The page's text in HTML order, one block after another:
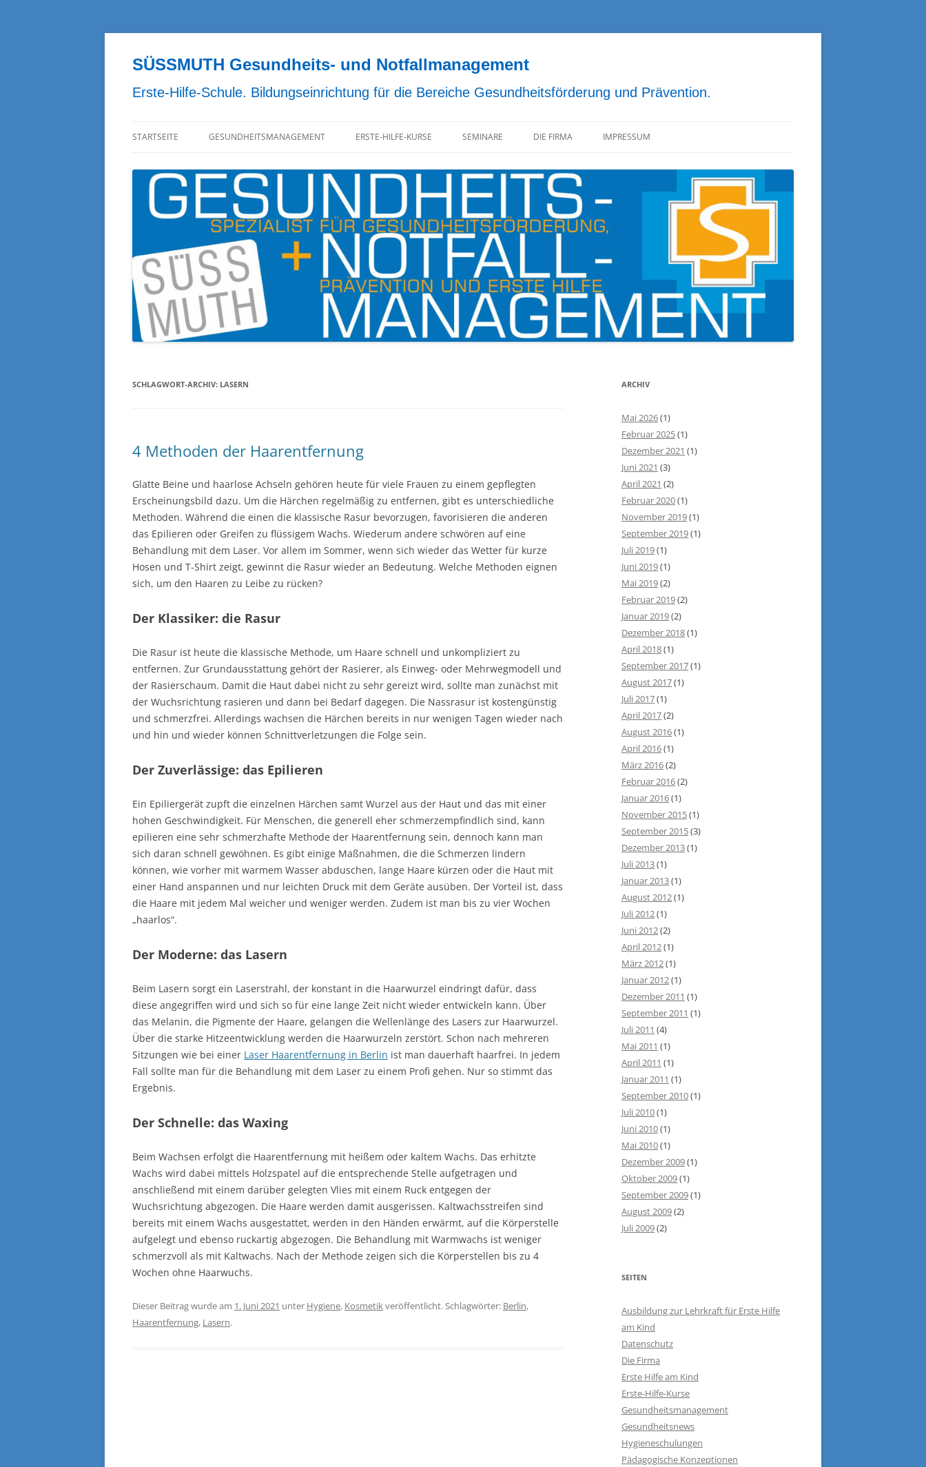
Zum
springenSÜSSMUTH Gesundheits- und Notfallmanagement
Erste-Hilfe-Schule. Bildungseinrichtung für die Bereiche Gesundheitsförderung und Prävention.
STARTSEITE GESUNDHEITSMANAGEMENT ERSTE-HILFE-KURSE SEMINARE DIE FIRMA IMPRESSUM
SCHLAGWORT-ARCHIV: LASERN
4 Methoden der Haarentfernung
Glatte Beine und haarlose Achseln gehören heute für viele Frauen zu einem gepflegten
Erscheinungsbild dazu. Um die Härchen regelmäßig zu entfernen, gibt es unterschiedliche
Methoden. Während die einen die klassische Rasur bevorzugen, favorisieren die anderen
das Epilieren oder Greifen zu flüssigem Wachs. Wiederum andere schwören auf eine
Behandlung mit dem Laser. Vor allem im Sommer, wenn sich wieder das Wetter für kurze
Hosen und T-Shirt zeigt, gewinnt die Rasur wieder an Bedeutung. Welche Methoden eignen
sich, um den Haaren zu Leibe zu rücken?
Der Klassiker: die Rasur
Die Rasur ist heute die klassische Methode, um Haare schnell und unkompliziert zu
entfernen. Zur Grundausstattung gehört der Rasierer, als Einweg- oder Mehrwegmodell und
der Rasierschaum. Damit die Haut dabei nicht zu sehr gereizt wird, sollte man zunächst mit
der Wuchsrichtung rasieren und dann bei Bedarf dagegen. Die Nassrasur ist kostengünstig
und schmerzfrei. Allerdings wachsen die Härchen bereits in nur wenigen Tagen wieder nach
und hin und wieder können Schnittverletzungen die Folge sein.
Der Zuverlässige: das Epilieren
Ein Epiliergerät zupft die einzelnen Härchen samt Wurzel aus der Haut und das mit einer
hohen Geschwindigkeit. Für Menschen, die generell eher schmerzempfindlich sind, kann
epilieren eine sehr schmerzhafte Methode der Haarentfernung sein, dennoch kann man
sich daran schnell gewöhnen. Es gibt einige Maßnahmen, die die Schmerzen lindern
können, wie vorher mit warmem Wasser abduschen, lange Haare kürzen oder die Haut mit
einer Hand anspannen und nur leichten Druck mit dem Geräte ausüben. Der Vorteil ist, dass
die Haare mit jedem Mal weicher und weniger werden. Zudem ist man bis zu vier Wochen
„haarlos“.
Der Moderne: das Lasern
Beim Lasern sorgt ein Laserstrahl, der konstant in die Haarwurzel eindringt dafür, dass
diese angegriffen wird und sich so für eine lange Zeit nicht wieder entwickeln kann. Über
das Melanin, die Pigmente der Haare, gelangen die Wellenlänge des Lasers zur Haarwurzel.
Über die starke Hitzeentwicklung werden die Haarwurzeln zerstört. Schon nach mehreren
Sitzungen wie bei einer Laser Haarentfernung in Berlin ist man dauerhaft haarfrei. In jedem
Fall sollte man für die Behandlung mit dem Laser zu einem Profi gehen. Nur so stimmt das
Ergebnis.
Der Schnelle: das Waxing
Beim Wachsen erfolgt die Haarentfernung mit heißem oder kaltem Wachs. Das erhitzte
Wachs wird dabei mittels Holzspatel auf die entsprechende Stelle aufgetragen und
anschließend mit einem darüber gelegten Vlies mit einem Ruck entgegen der
Wuchsrichtung abgezogen. Die Haare werden damit ausgerissen. Kaltwachsstreifen sind
bereits mit einem Wachs ausgestattet, werden in den Händen erwärmt, auf die Körperstelle
aufgelegt und ebenso ruckartig abgezogen. Die Behandlung mit Warmwachs ist weniger
schmerzvoll als mit Kaltwachs. Nach der Methode zeigen sich die Körperstellen bis zu 4
Wochen ohne Haarwuchs.
Dieser Beitrag wurde am 1. Juni 2021 unter Hygiene, Kosmetikveröffentlicht. Schlagwörter: Berlin,
Haarentfernung, Lasern.
ARCHIV
Mai 2026(1)
Februar 2025(1)
Dezember 2021 (1)
Juni 2021 (3)
April 2021 (2)
Februar 2020(1)
November 2019(1)
September 2019(1)
Juli 2019(1)
Juni 2019(1)
Mai 2019(2)
Februar 2019(2)
Januar 2019(2)
Dezember 2018(1)
April 2018(1)
September 2017(1)
August 2017(1)
Juli 2017(1)
April 2017(2)
August 2016(1)
April 2016(1)
März 2016(2)
Februar 2016(2)
Januar 2016(1)
November 2015(1)
September 2015(3)
Dezember 2013(1)
Juli 2013(1)
Januar 2013(1)
August 2012(1)
Juli 2012(1)
Juni 2012(2)
April 2012(1)
März 2012(1)
Januar 2012(1)
Dezember 2011 (1)
September 2011 (1)
Juli 2011 (4)
Mai 2011 (1)
April 2011 (1)
Januar 2011 (1)
September 2010(1)
Juli 2010(1)
Juni 2010(1)
Mai 2010(1)
Dezember 2009(1)
Oktober 2009(1)
September 2009(1)
August 2009(2)
Juli 2009(2)
SEITEN
Ausbildung zur Lehrkraft für Erste Hilfe
am Kind
Datenschutz
Die Firma
Erste Hilfe am Kind
Erste-Hilfe-Kurse
Gesundheitsmanagement
Gesundheitsnews
Hygieneschulungen
Pädagogische Konzeptionen